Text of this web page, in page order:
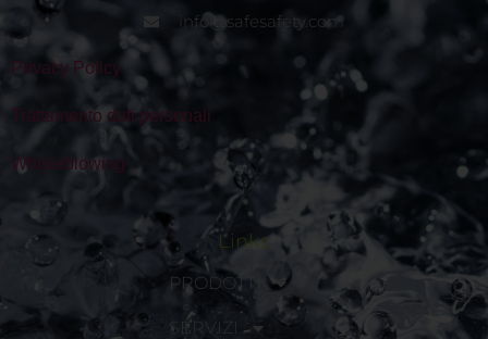
info@safesafety.com
Privacy Policy
Trattamento dati personali
Whisleblowing
Links
PRODOTTI
SERVIZI